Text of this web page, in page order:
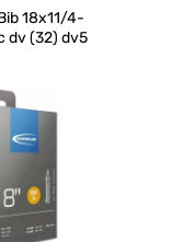
18x11/4-
dv (32) dv5